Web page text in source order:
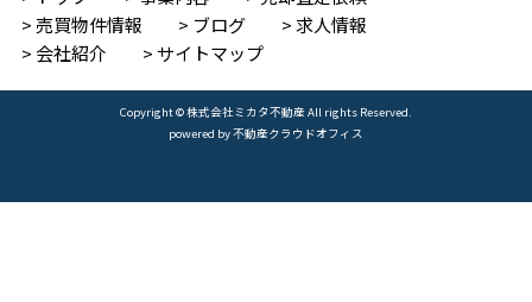
売買物件情報
ブログ
求人情報
会社紹介
サイトマップ
Copyright © 株式会社ミカタ不動産 All rights Reserved.
powered by 不動産クラウドオフィス